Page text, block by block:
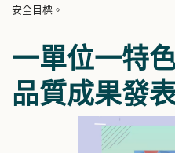
安全目標。
一單位一特
品質成果發